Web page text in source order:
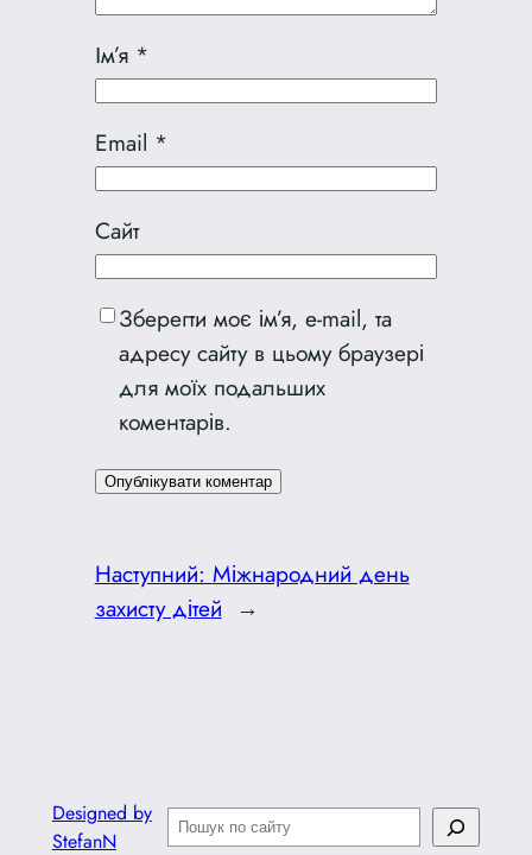
Ім’я *
Email *
Сайт
Зберегти моє ім’я, e-mail, та
адресу сайту в цьому браузері
для моїх подальших
коментарів.
Наступний: Міжнародний день
захисту дітей →
Designed by
StefanN
Пошук